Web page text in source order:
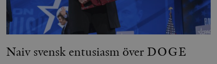
Naiv svensk entusiasm över DOGE